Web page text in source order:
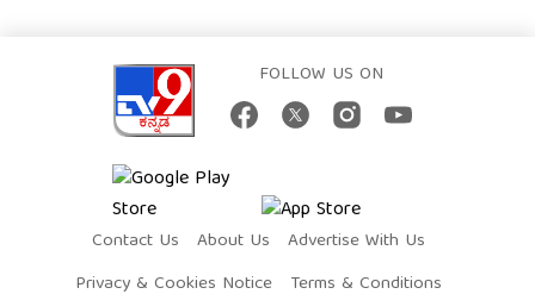
FOLLOW US ON
Contact Us About Us
Advertise With Us
Privacy & Cookies Notice
Terms & Conditions